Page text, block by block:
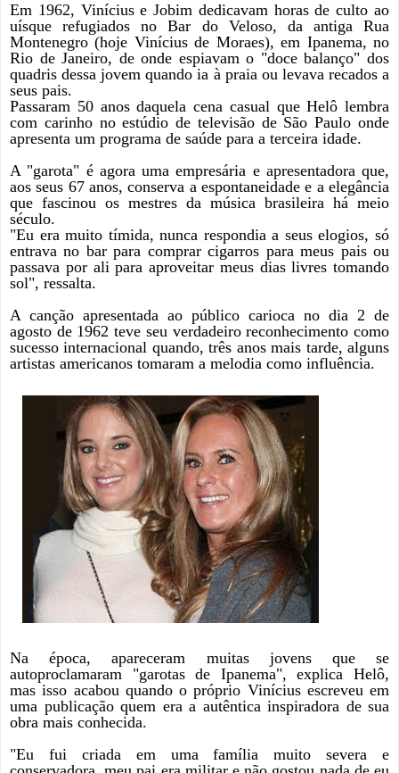
Em 1962, Vinícius e Jobim dedicavam horas de culto ao
uísque refugiados no Bar do Veloso, da antiga Rua
Montenegro (hoje Vinícius de Moraes), em Ipanema, no
Rio de Janeiro, de onde espiavam o "doce balanço" dos
quadris dessa jovem quando ia à praia ou levava recados a
seus pais.
Passaram 50 anos daquela cena casual que Helô lembra
com carinho no estúdio de televisão de São Paulo onde
apresenta um programa de saúde para a terceira idade.
A "garota" é agora uma empresária e apresentadora que,
aos seus 67 anos, conserva a espontaneidade e a elegância
que fascinou os mestres da música brasileira há meio
século.
"Eu era muito tímida, nunca respondia a seus elogios, só
entrava no bar para comprar cigarros para meus pais ou
passava por ali para aproveitar meus dias livres tomando
sol", ressalta.
A canção apresentada ao público carioca no dia 2 de
agosto de 1962 teve seu verdadeiro reconhecimento como
sucesso internacional quando, três anos mais tarde, alguns
artistas americanos tomaram a melodia como influência.
Na época, apareceram muitas jovens que se
autoproclamaram "garotas de Ipanema", explica Helô,
mas isso acabou quando o próprio Vinícius escreveu em
uma publicação quem era a autêntica inspiradora de sua
obra mais conhecida.
"Eu fui criada em uma família muito severa e